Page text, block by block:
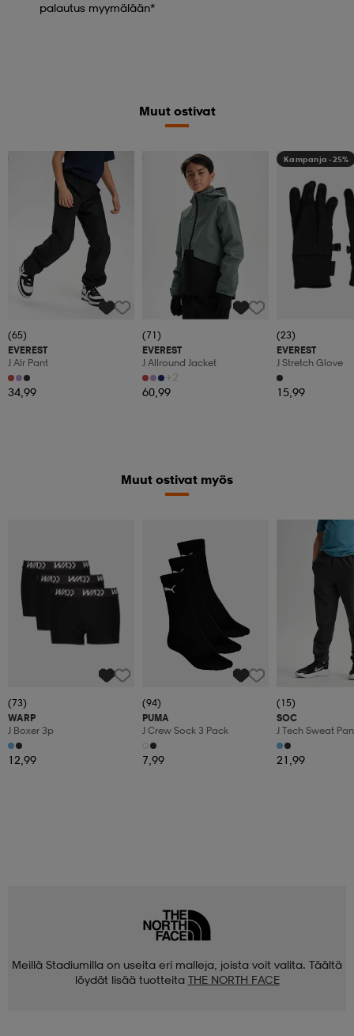
palautus myymälään*
Muut ostivat
Kampanja -25%
(65)
EVEREST
J Alr Pant
34,99
Kampanja -25%
(71)
EVEREST
J Allround Jacket
+2
60,99
Kampanja -25%
(23)
EVEREST
J Stretch Glove
15,99
Muut ostivat myös
(73)
WARP
J Boxer 3p
12,99
(94)
PUMA
J Crew Sock 3 Pack
7,99
(15)
SOC
J Tech Sweat
21,99
Meillä Stadiumilla on useita eri malleja, joista voit valita. Täältä
löydät lisää tuotteita THE NORTH FACE